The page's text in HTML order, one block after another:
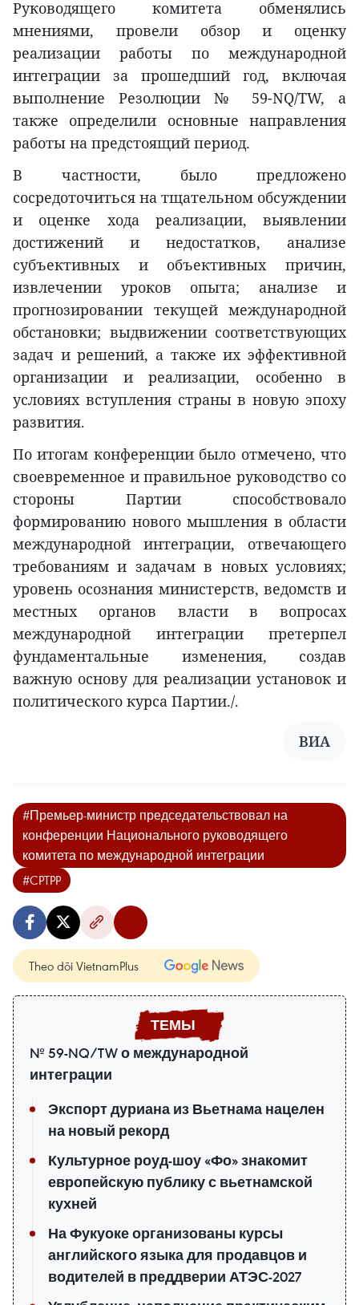
Руководящего комитета обменялись
мнениями, провели обзор и оценку
реализации работы по международной
интеграции за прошедший год, включая
выполнение Резолюции № 59-NQ/TW, а
также определили основные направления
работы на предстоящий период.
В частности, было предложено
сосредоточиться на тщательном обсуждении
и оценке хода реализации, выявлении
достижений и недостатков, анализе
субъективных и объективных причин,
извлечении уроков опыта; анализе и
прогнозировании текущей международной
обстановки; выдвижении соответствующих
задач и решений, а также их эффективной
организации и реализации, особенно в
условиях вступления страны в новую эпоху
развития.
По итогам конференции было отмечено, что
своевременное и правильное руководство со
стороны Партии способствовало
формированию нового мышления в области
международной интеграции, отвечающего
требованиям и задачам в новых условиях;
уровень осознания министерств, ведомств и
местных органов власти в вопросах
международной интеграции претерпел
фундаментальные изменения, создав
важную основу для реализации установок и
политического курса Партии./.
ВИА
#Премьер-министр председательствовал на
конференции Национального руководящего
комитета по международной интеграции
#CPTPP
Theo dõi VietnamPlus
№ 59-NQ/TW о международной
интеграции
Экспорт дуриана из Вьетнама нацелен
на новый рекорд
Культурное роуд-шоу «Фо» знакомит
европейскую публику с вьетнамской
кухней
На Фукуоке организованы курсы
английского языка для продавцов и
водителей в преддверии АТЭС-2027